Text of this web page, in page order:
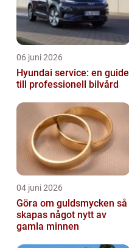
06 juni 2026
Hyundai service: en guide
till professionell bilvård
04 juni 2026
Göra om guldsmycken så
skapas något nytt av
gamla minnen